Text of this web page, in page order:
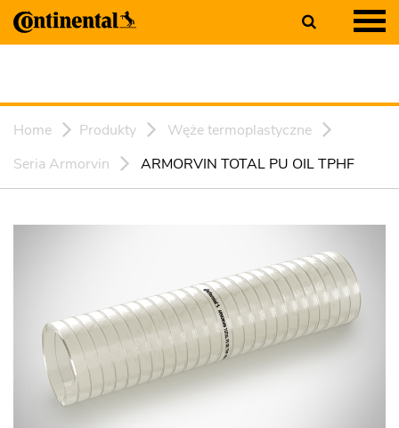
Home Produkty
Węże termoplastyczne
Seria Armorvin
ARMORVIN TOTAL PU OIL TPHF